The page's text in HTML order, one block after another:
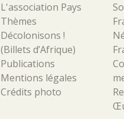
L'association Pays
Thèmes
Décolonisons !
(Billets d’Afrique)
Publications
Mentions légales
Crédits photo